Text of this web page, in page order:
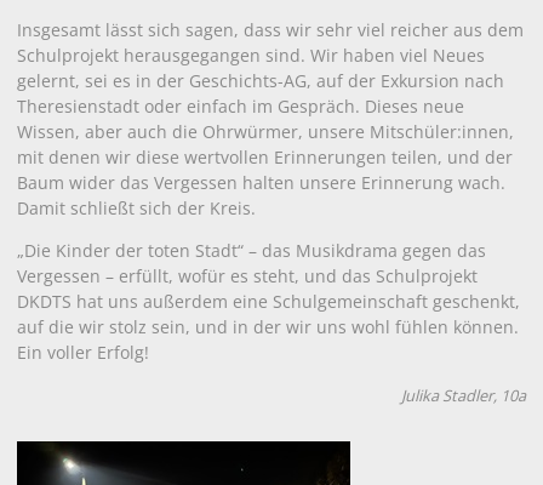
Insgesamt lässt sich sagen, dass wir sehr viel reicher aus dem
Schulprojekt herausgegangen sind. Wir haben viel Neues
gelernt, sei es in der Geschichts-AG, auf der Exkursion nach
Theresienstadt oder einfach im Gespräch. Dieses neue
Wissen, aber auch die Ohrwürmer, unsere Mitschüler:innen,
mit denen wir diese wertvollen Erinnerungen teilen, und der
Baum wider das Vergessen halten unsere Erinnerung wach.
Damit schließt sich der Kreis.
„Die Kinder der toten Stadt“ – das Musikdrama gegen das
Vergessen – erfüllt, wofür es steht, und das Schulprojekt
DKDTS hat uns außerdem eine Schulgemeinschaft geschenkt,
auf die wir stolz sein, und in der wir uns wohl fühlen können.
Ein voller Erfolg!
Julika Stadler, 10a